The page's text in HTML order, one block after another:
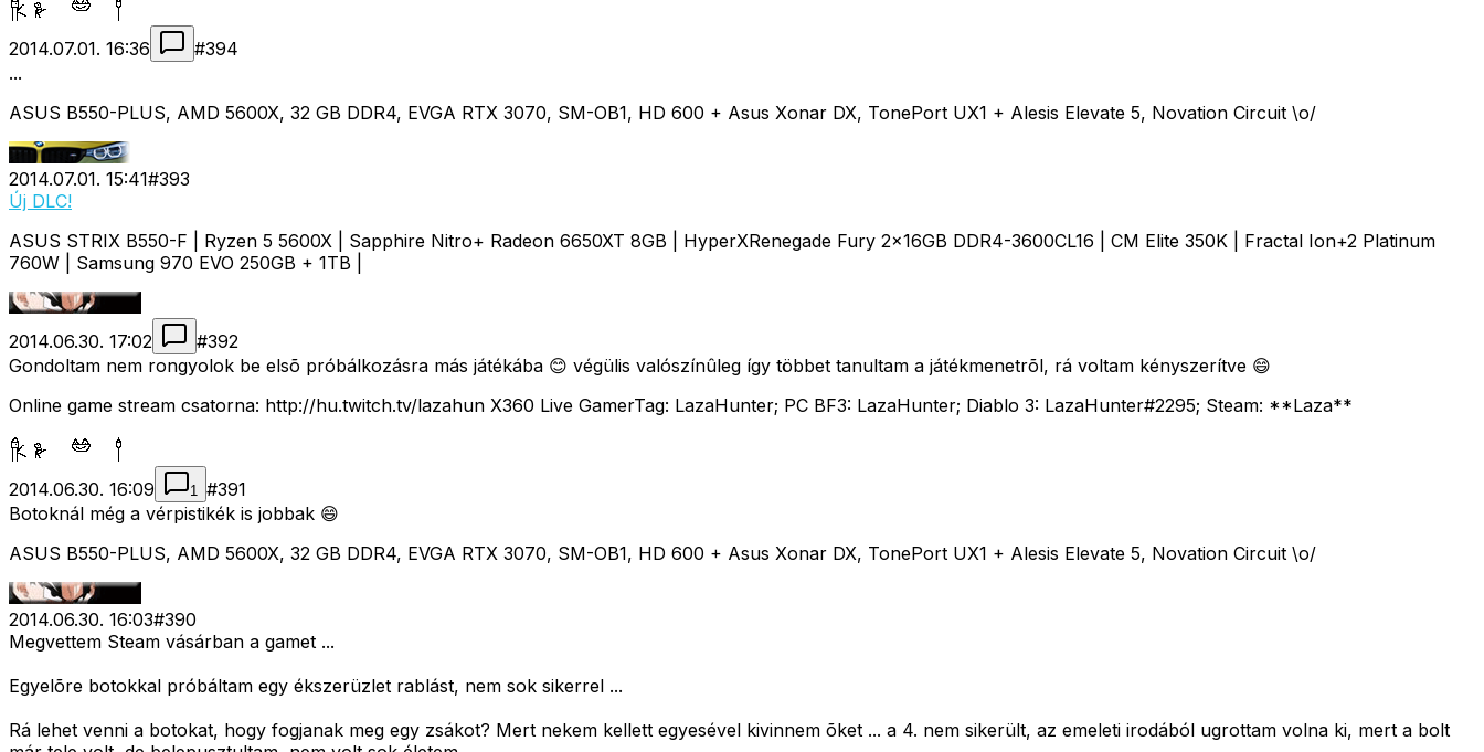
2014.07.01. 16:36 #394
...
ASUS B550-PLUS, AMD 5600X, 32 GB DDR4, EVGA RTX 3070, SM-OB1, HD 600 + Asus Xonar DX, TonePort UX1 + Alesis Elevate 5, Novation Circuit \o/
2014.07.01. 15:41#393
Új DLC!
ASUS STRIX B550-F | Ryzen 5 5600X | Sapphire Nitro+ Radeon 6650XT 8GB | HyperXRenegade Fury 2x16GB DDR4-3600CL16 | CM Elite 350K | Fractal Ion+2 Platinum
760W | Samsung 970 EVO 250GB + 1TB |
2014.06.30. 17:02 #392
Gondoltam nem rongyolok be elsõ próbálkozásra más játékába 😊 végülis valószínûleg így többet tanultam a játékmenetrõl, rá voltam kényszerítve 😄
Online game stream csatorna: http://hu.twitch.tv/lazahun X360 Live GamerTag: LazaHunter; PC BF3: LazaHunter; Diablo 3: LazaHunter#2295; Steam: **Laza**
2014.06.30. 16:09 1 #391
Botoknál még a vérpistikék is jobbak 😄
ASUS B550-PLUS, AMD 5600X, 32 GB DDR4, EVGA RTX 3070, SM-OB1, HD 600 + Asus Xonar DX, TonePort UX1 + Alesis Elevate 5, Novation Circuit \o/
2014.06.30. 16:03#390
Megvettem Steam vásárban a gamet ...
Egyelõre botokkal próbáltam egy ékszerüzlet rablást, nem sok sikerrel ...
Rá lehet venni a botokat, hogy fogjanak meg egy zsákot? Mert nekem kellett egyesével kivinnem õket ... a 4. nem sikerült, az emeleti irodából ugrottam volna ki, mert a bolt